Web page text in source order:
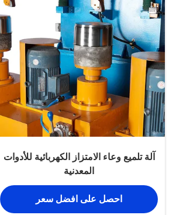
آلة تلميع وعاء الامتزاز الكهربائية للأدوات
المعدنية
احصل على افضل سعر